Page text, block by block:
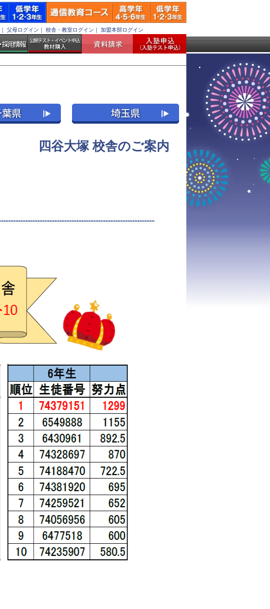
｜ 父母ログイン ｜ 校舎・教室ログイン ｜ 加盟本部ログイン
四谷大塚 校舎のご案内